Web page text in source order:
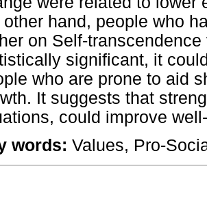
other hand, people who
on Self-
significant, it
who are prone to aid
It suggests that
could improve
words: Values, Pro-